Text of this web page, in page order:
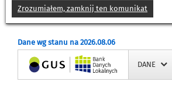
Zrozumiałem, zamknij ten komunikat
Dane wg stanu na 2026.08.06
Strona główna DANE